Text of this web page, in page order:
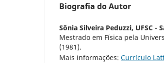
Biografia do Autor
Sônia Silveira Peduzzi, UFSC -
Mestrado em Física pela
(1981).
Mais informações: Currículo